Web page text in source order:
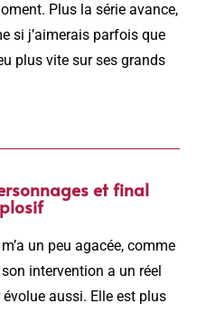
Plus la série avance,
si j’aimerais parfois que
plus vite sur ses grands
et final
un peu agacée, comme
intervention a un réel
aussi. Elle est plus